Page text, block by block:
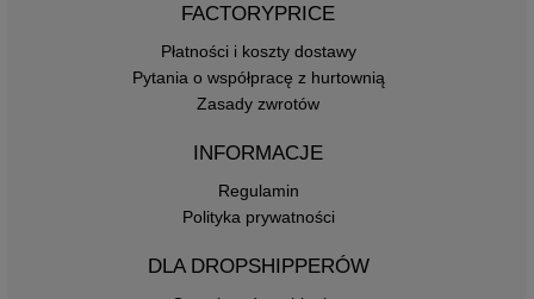
FACTORYPRICE
Płatności i koszty dostawy
Pytania o współpracę z hurtownią
Zasady zwrotów
INFORMACJE
Regulamin
Polityka prywatności
DLA DROPSHIPPERÓW